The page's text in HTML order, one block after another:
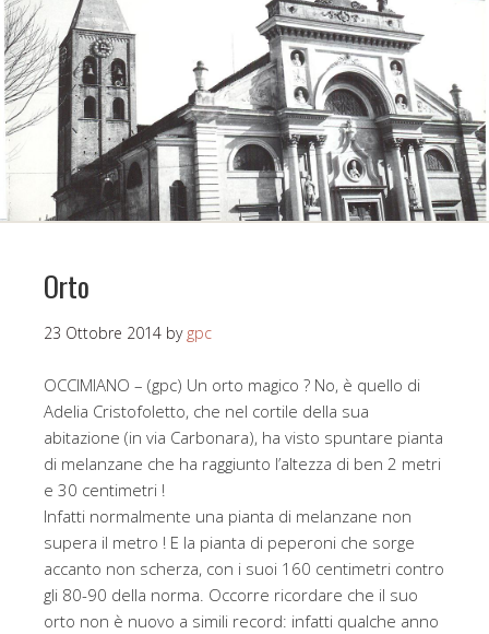
Orto
23 Ottobre 2014 by gpc
OCCIMIANO – (gpc) Un orto magico ? No, è quello di
Adelia Cristofoletto, che nel cortile della sua
abitazione (in via Carbonara), ha visto spuntare pianta
di melanzane che ha raggiunto l’altezza di ben 2 metri
e 30 centimetri !
Infatti normalmente una pianta di melanzane non
supera il metro ! E la pianta di peperoni che sorge
accanto non scherza, con i suoi 160 centimetri contro
gli 80-90 della norma. Occorre ricordare che il suo
orto non è nuovo a simili record: infatti qualche anno